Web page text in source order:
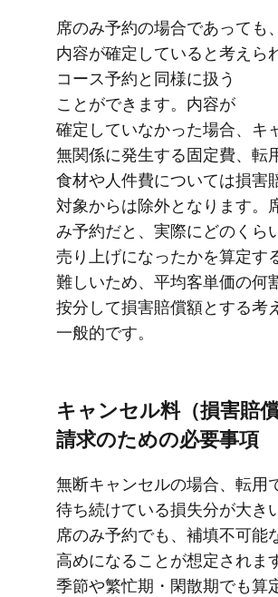
席の​​み予約の​​場合であっても
内容が​​確定していると​​考えら
コース予約と​​同様に​​扱う​​
ことができます。​​内容が​​
確定していなかった​​場合、​​キ
無関係に​​発生する​​固定費、​​転
食材や​​人件費に​​ついては​​損害
対象からは​​除外と​​なります。​​
み予約だと、​​実際に​​どの​​くら
売り上げに​​なったかを​​算定す
難しい​​ため、​​平均客単価の​​何
按分して​​損害賠償額と​​する​​考
一般的です。
キャンセル料​（損害賠償
請求の​​ための​​必要事項
無断キャンセルの​​場合、​​転用
待ち続けている​​損失分が​​大き​
席の​​み予約でも、​​補填不可能
高めに​なる​​ことが​​想定されま
季節や​​繁忙期・閑散期でも​​算